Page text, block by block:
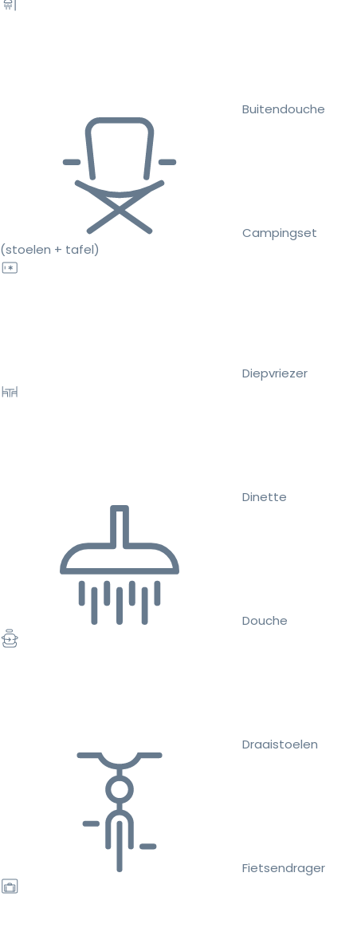
Buitendouche
Campingset
(stoelen + tafel)
Diepvriezer
Dinette
Douche
Draaistoelen
Fietsendrager